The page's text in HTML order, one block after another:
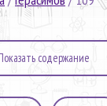
содержание